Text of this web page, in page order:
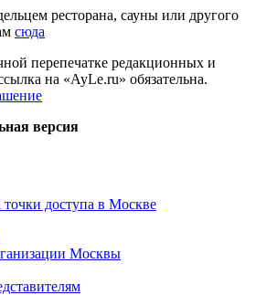
ресторана, сауны или другого
сюда
перепечатке редакционных и
на «AyLe.ru» обязательна.
версия
доступа в Москве
Москвы